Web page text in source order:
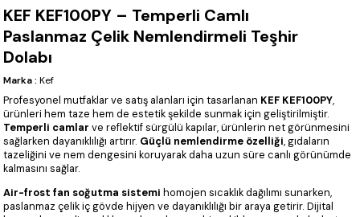
KEF KEF100PY – Temperli Camlı
Paslanmaz Çelik Nemlendirmeli Teşhir
Dolabı
Marka : Kef
Profesyonel mutfaklar ve satış alanları için tasarlanan KEF KEF100PY,
ürünleri hem taze hem de estetik şekilde sunmak için geliştirilmiştir.
Temperli camlar ve reflektif sürgülü kapılar, ürünlerin net görünmesini
sağlarken dayanıklılığı artırır. Güçlü nemlendirme özelliği, gıdaların
tazeliğini ve nem dengesini koruyarak daha uzun süre canlı görünümde
kalmasını sağlar.
Air-frost fan soğutma sistemi homojen sıcaklık dağılımı sunarken,
paslanmaz çelik iç gövde hijyen ve dayanıklılığı bir araya getirir. Dijital